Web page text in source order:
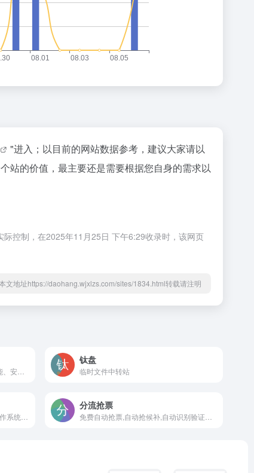
"进入；以目前的网站数据参考，建议大家请以
站的价值，最主要还是需要根据您自身的需求以
控制，在2025年11月25日 下午6:29收录时，该网页
文地址https://daohang.wjxlzs.com/sites/1834.html转载请注明
钛盘
临时文件中转站
分流抢票